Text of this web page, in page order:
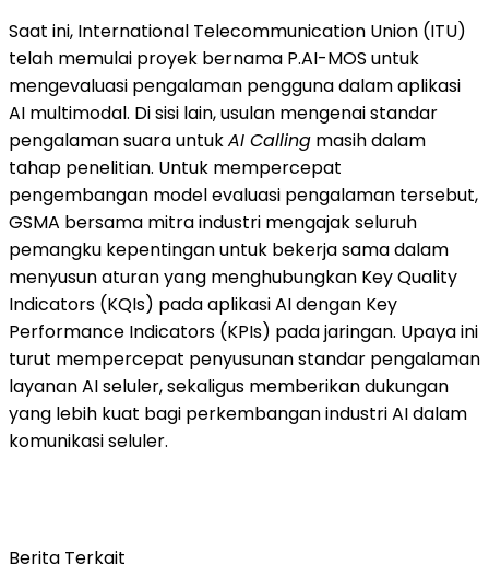
Saat ini, International Telecommunication Union (ITU)
telah memulai proyek bernama P.AI-MOS untuk
mengevaluasi pengalaman pengguna dalam aplikasi
AI multimodal. Di sisi lain, usulan mengenai standar
pengalaman suara untukAI Calling masih dalam
tahap penelitian. Untuk mempercepat
pengembangan model evaluasi pengalaman tersebut,
GSMA bersama mitra industri mengajak seluruh
pemangku kepentingan untuk bekerja sama dalam
menyusun aturan yang menghubungkan Key Quality
Indicators (KQIs) pada aplikasi AI dengan Key
Performance Indicators (KPIs) pada jaringan. Upaya ini
turut mempercepat penyusunan standar pengalaman
layanan AI seluler, sekaligus memberikan dukungan
yang lebih kuat bagi perkembangan industri AI dalam
komunikasi seluler.
Berita Terkait